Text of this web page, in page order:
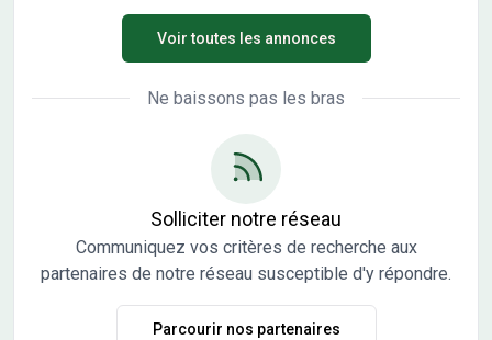
Maryline MARIÉ (0610472759) de notre agence de
Cabestany pour convenir d'un rendez-vous en agence afin
d'étudier votre projet de construction dans sa globalité.
Étude personnalisée. Plans sur mesure pour une maison
Voir toutes les annonces
Ne baissons pas les bras
Solliciter notre réseau
Communiquez vos critères de recherche aux
partenaires de notre réseau susceptible d'y répondre.
Parcourir nos partenaires